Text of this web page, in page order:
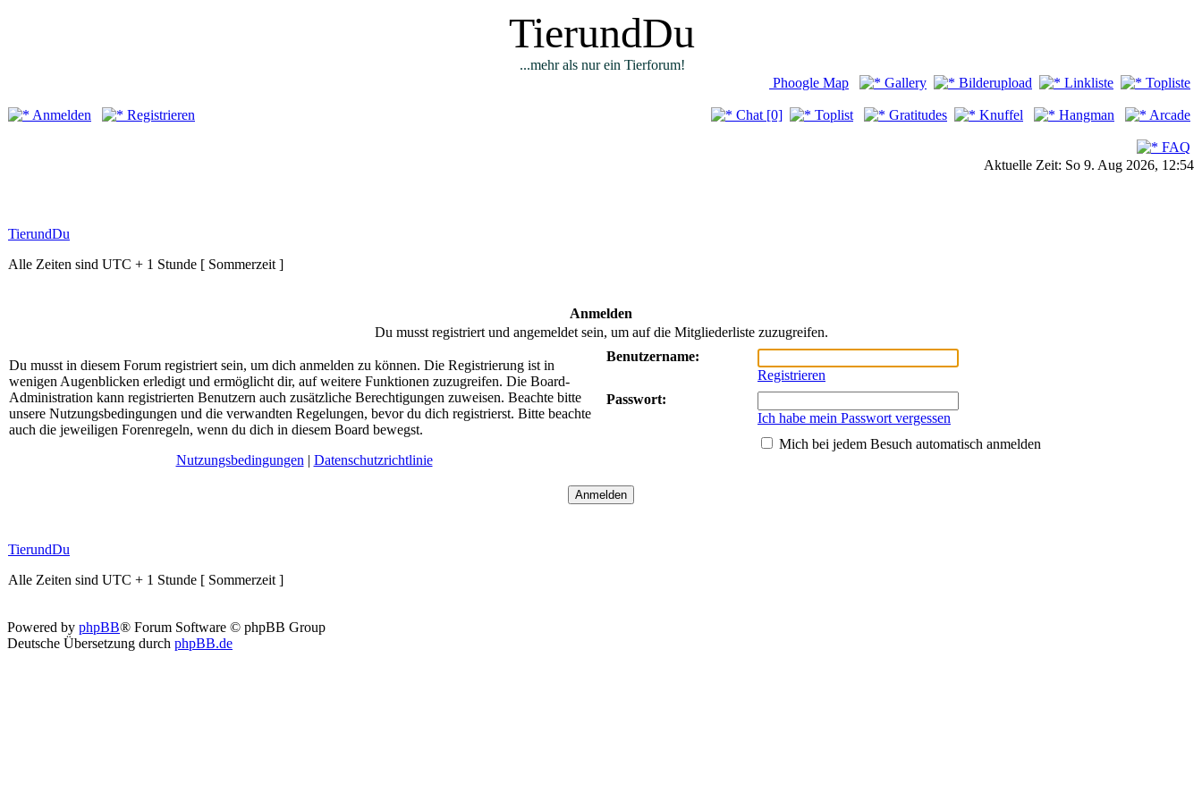
TierundDu
...mehr als nur ein Tierforum!
Anmelden Registrieren
Phoogle Map Gallery Bilderupload Linkliste Topliste
Chat [0] Toplist Gratitudes Knuffel Hangman Arcade
FAQ
Aktuelle Zeit: So 9. Aug 2026, 12:54
TierundDu
Alle Zeiten sind UTC + 1 Stunde [ Sommerzeit ]
Anmelden
Du musst registriert und angemeldet sein, um auf die Mitgliederliste zuzugreifen.
Du musst in diesem Forum registriert sein, um dich anmelden zu können. Die Registrierung ist in
wenigen Augenblicken erledigt und ermöglicht dir, auf weitere Funktionen zuzugreifen. Die Board-
Administration kann registrierten Benutzern auch zusätzliche Berechtigungen zuweisen. Beachte bitte
unsere Nutzungsbedingungen und die verwandten Regelungen, bevor du dich registrierst. Bitte beachte
auch die jeweiligen Forenregeln, wenn du dich in diesem Board bewegst.
Nutzungsbedingungen | Datenschutzrichtlinie
Benutzername:
Registrieren
Passwort:
Ich habe mein Passwort vergessen
Mich bei jedem Besuch automatisch anmelden
TierundDu
Alle Zeiten sind UTC + 1 Stunde [ Sommerzeit ]
Powered by phpBB® Forum Software © phpBB Group
Deutsche Übersetzung durch phpBB.de